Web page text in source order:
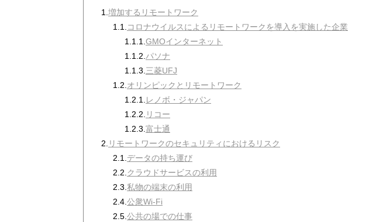
1.増加するリモートワーク
1.1.コロナウイルスによるリモートワークを導入を実施した企業
1.1.1.GMOインターネット
1.1.2.パソナ
1.1.3.三菱UFJ
1.2.オリンピックとリモートワーク
1.2.1.レノボ・ジャパン
1.2.2. リコー
1.2.3.富士通
2. リモートワークのセキュリティにおけるリスク
2.1.データの持ち運び
2.2.クラウドサービスの利用
2.3.私物の端末の利用
2.4.公衆Wi-Fi
2.5.公共の場での仕事